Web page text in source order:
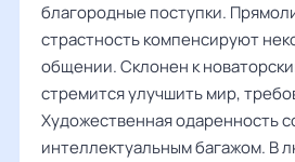
благородные поступки.
страстность компенсируют
общении. Склонен к
стремится улучшить мир,
Художественная одаренность
интеллектуальным багажом. В